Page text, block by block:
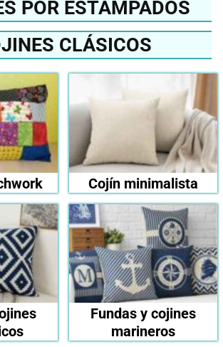
POR ESTAMPADOS
CLÁSICOS
Cojín minimalista
Fundas y cojines
marineros